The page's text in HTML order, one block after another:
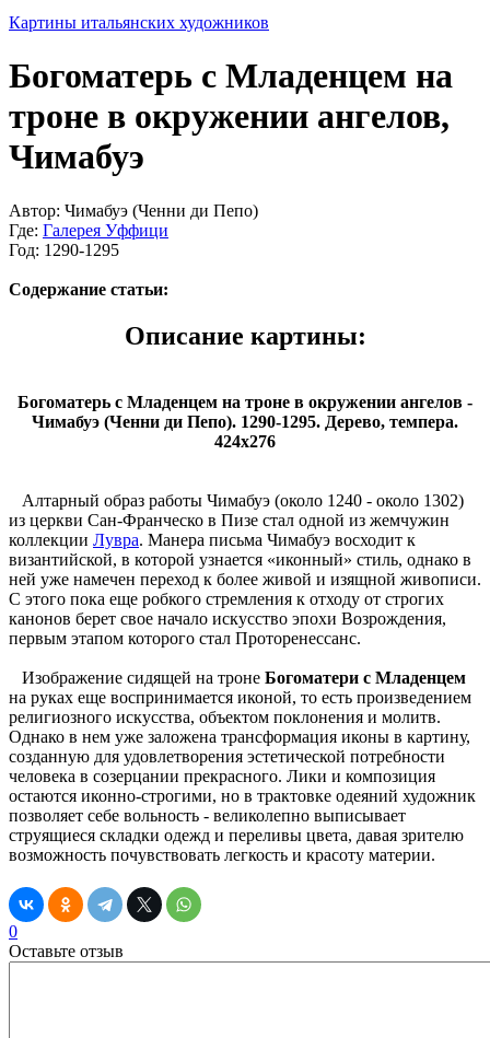
Картины итальянских художников
Богоматерь с Младенцем на
троне в окружении ангелов,
Чимабуэ
Автор: Чимабуэ (Ченни ди Пепо)
Где: Галерея Уффици
Год: 1290-1295
Содержание статьи:
Описание картины:
Богоматерь с Младенцем на троне в окружении ангелов -
Чимабуэ (Ченни ди Пепо). 1290-1295. Дерево, темпера.
424x276
Алтарный образ работы Чимабуэ (около 1240 - около 1302)
из церкви Сан-Франческо в Пизе стал одной из жемчужин
коллекции Лувра. Манера письма Чимабуэ восходит к
византийской, в которой узнается «иконный» стиль, однако в
ней уже намечен переход к более живой и изящной живописи.
С этого пока еще робкого стремления к отходу от строгих
канонов берет свое начало искусство эпохи Возрождения,
первым этапом которого стал Проторенессанс.
Изображение сидящей на троне Богоматери с Младенцем
на руках еще воспринимается иконой, то есть произведением
религиозного искусства, объектом поклонения и молитв.
Однако в нем уже заложена трансформация иконы в картину,
созданную для удовлетворения эстетической потребности
человека в созерцании прекрасного. Лики и композиция
остаются иконно-строгими, но в трактовке одеяний художник
позволяет себе вольность - великолепно выписывает
струящиеся складки одежд и переливы цвета, давая зрителю
возможность почувствовать легкость и красоту материи.
0
Оставьте отзыв